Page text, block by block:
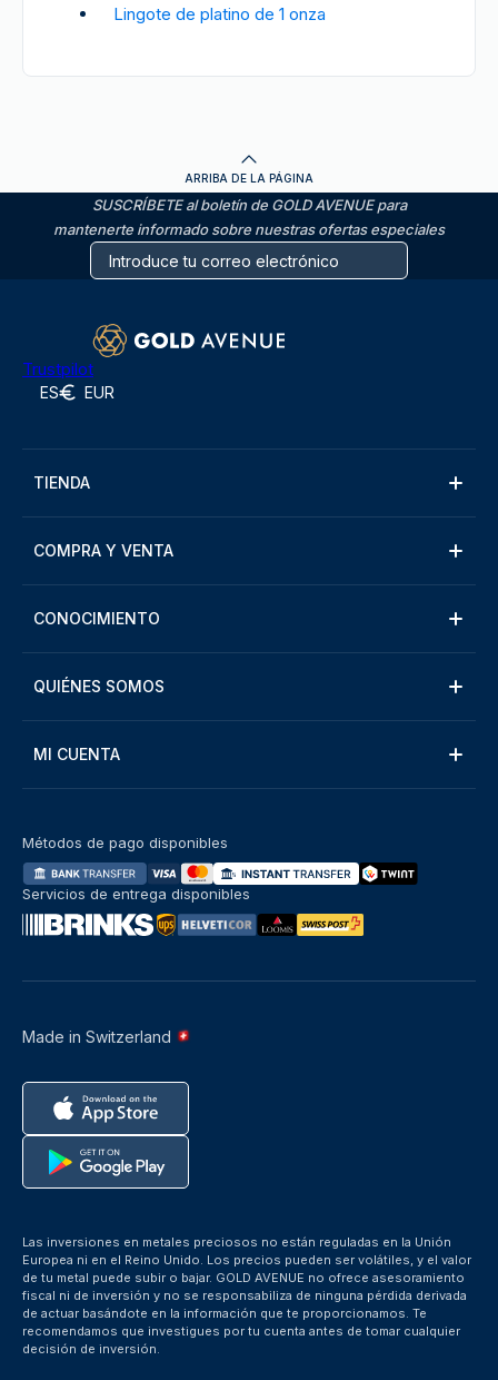
Lingote de platino de 1 onza
ARRIBA DE LA PÁGINA
SUSCRÍBETE al boletín de GOLD AVENUE para
mantenerte informado sobre nuestras ofertas especiales
Trustpilot
ES EUR
TIENDA
COMPRA Y VENTA
CONOCIMIENTO
QUIÉNES SOMOS
MI CUENTA
Made in Switzerland
Métodos de pago disponibles
Servicios de entrega disponibles
Las inversiones en metales preciosos no están reguladas en la Unión
Europea ni en el Reino Unido. Los precios pueden ser volátiles, y el valor
de tu metal puede subir o bajar. GOLD AVENUE no ofrece asesoramiento
fiscal ni de inversión y no se responsabiliza de ninguna pérdida derivada
de actuar basándote en la información que te proporcionamos. Te
recomendamos que investigues por tu cuenta antes de tomar cualquier
decisión de inversión.